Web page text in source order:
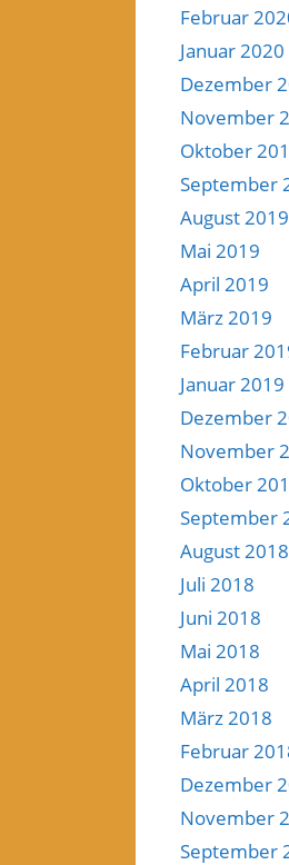
Februar
Januar 2020
Dezember
November
Oktober
September
August 2019
Mai 2019
April 2019
März 2019
Februar
Januar 2019
Dezember
November
Oktober
September
August 2018
Juli 2018
Juni 2018
Mai 2018
April 2018
März 2018
Februar
Dezember
November
September